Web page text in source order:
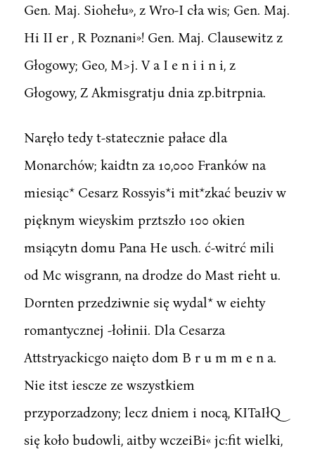
Gen. Maj. Siohełu», z Wro-I cła wis; Gen. Maj.
Hi II er , R Poznani»! Gen. Maj. Clausewitz z
Głogowy; Geo, M>j. V a I e n i i n i, z
Głogowy, Z Akmisgratju dnia zp.bitrpnia.
Naręło tedy t-statecznie pałace dla
Monarchów; kaidtn za 10,000 Franków na
miesiąc* Cesarz Rossyis*i mit*zkać beuziv w
pięknym wieyskim prztszło 100 okien
msiącytn domu Pana He usch. ć-witrć mili
od Mc wisgrann, na drodze do Mast rieht u.
Dornten przedziwnie się wydal* w eiehty
romantycznej -łołinii. Dla Cesarza
Attstryackicgo naięto dom B r u m m e n a.
Nie itst iescze ze wszystkiem
przyporzadzony; lecz dniem i nocą, KITaIłQ
się koło budowli, aitby wczeiBi« jc:fit wielki,